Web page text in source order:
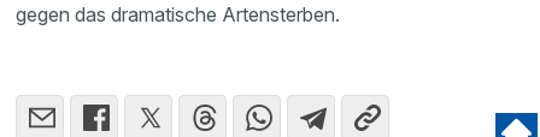
gegen das dramatische Artensterben.